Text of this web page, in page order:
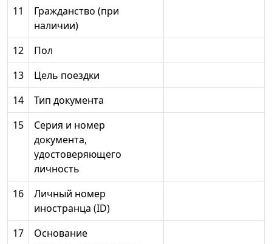
11
Гражданство (при
наличии)
12
Пол
13
Цель поездки
14
Тип документа
15
Серия и номер
документа,
удостоверяющего
личность
16
Личный номер
иностранца (ID)
17
Основание